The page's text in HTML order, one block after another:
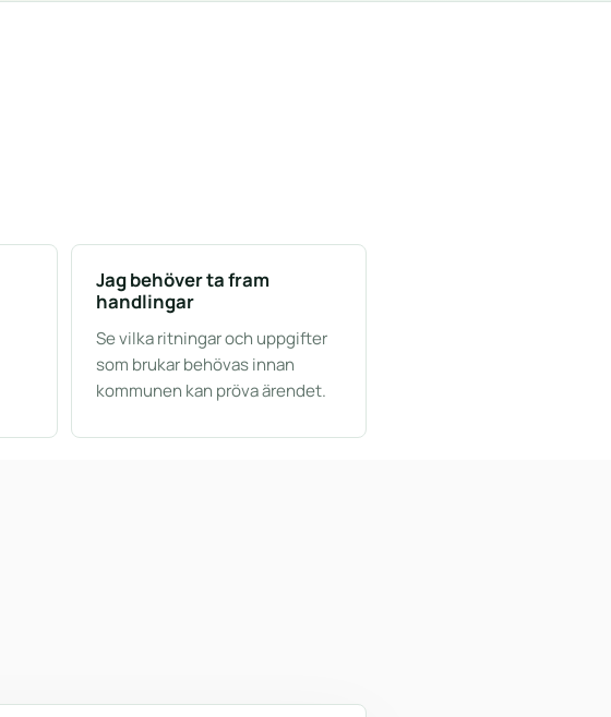
Jag behöver ta fram
handlingar
Se vilka ritningar och uppgifter
som brukar behövas innan
kommunen kan pröva ärendet.